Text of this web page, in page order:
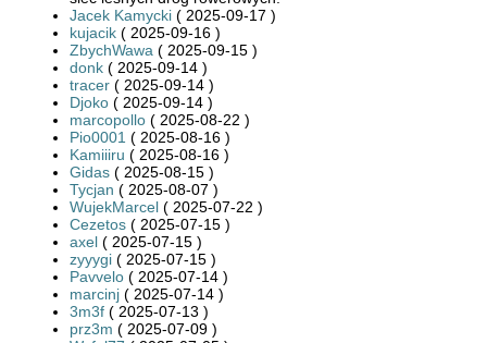
Jacek Kamycki ( 2025-09-17 )
kujacik ( 2025-09-16 )
ZbychWawa ( 2025-09-15 )
donk ( 2025-09-14 )
tracer ( 2025-09-14 )
Djoko ( 2025-09-14 )
marcopollo ( 2025-08-22 )
Pio0001 ( 2025-08-16 )
Kamiiiru ( 2025-08-16 )
Gidas ( 2025-08-15 )
Tycjan ( 2025-08-07 )
WujekMarcel ( 2025-07-22 )
Cezetos ( 2025-07-15 )
axel ( 2025-07-15 )
zyyygi ( 2025-07-15 )
Pavvelo ( 2025-07-14 )
marcinj ( 2025-07-14 )
3m3f ( 2025-07-13 )
prz3m ( 2025-07-09 )